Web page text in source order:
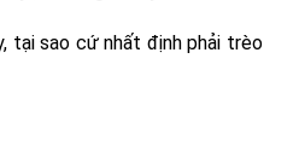
tại sao cứ nhất định phải trèo